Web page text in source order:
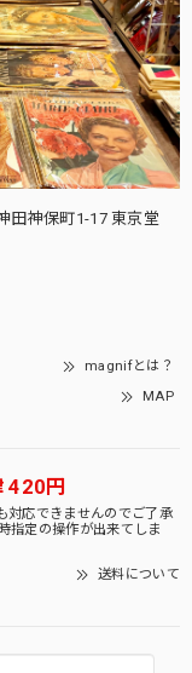
田神保町1-17 東京堂
magnifとは？
MAP
420円
対応できませんのでご了承
指定の操作が出来てしま
送料について